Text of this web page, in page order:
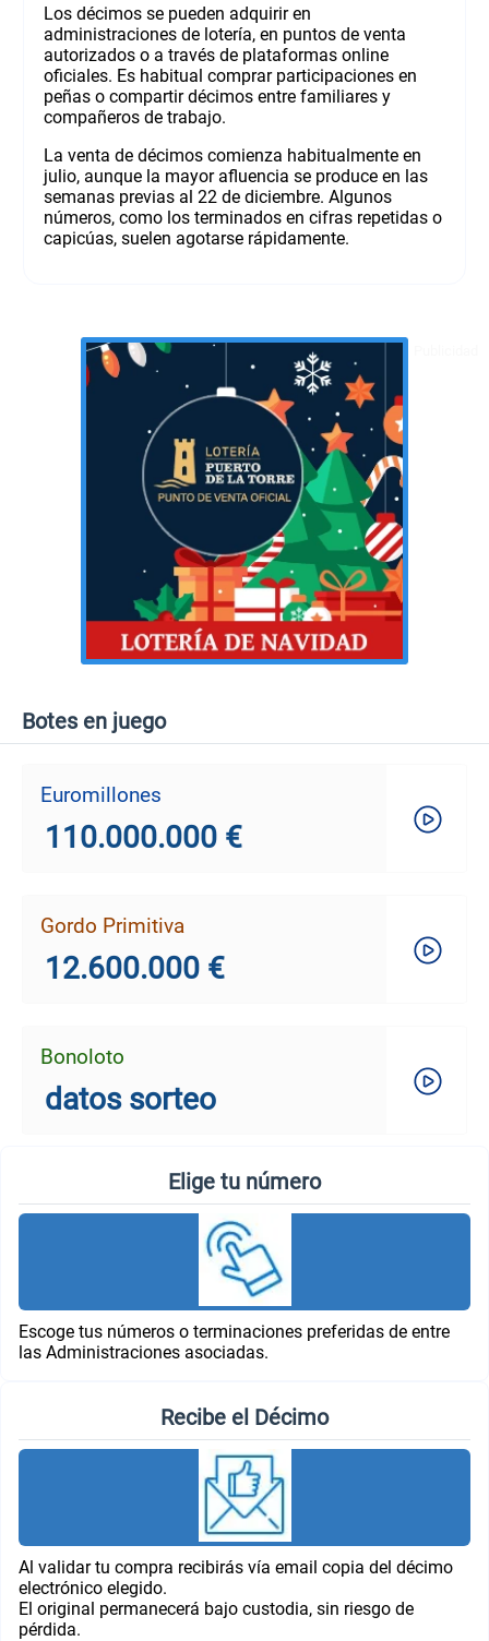
Los décimos se pueden adquirir en
administraciones de lotería, en puntos de venta
autorizados o a través de plataformas online
oficiales. Es habitual comprar participaciones en
peñas o compartir décimos entre familiares y
compañeros de trabajo.
La venta de décimos comienza habitualmente en
julio, aunque la mayor afluencia se produce en las
semanas previas al 22 de diciembre. Algunos
números, como los terminados en cifras repetidas o
capicúas, suelen agotarse rápidamente.
Botes en juego
Euromillones
110.000.000 €
Gordo Primitiva
12.600.000 €
Bonoloto
datos sorteo
Elige tu número
Escoge tus números o terminaciones preferidas de entre
las Administraciones asociadas.
Recibe el Décimo
Al validar tu compra recibirás vía email copia del décimo
electrónico elegido.
El original permanecerá bajo custodia, sin riesgo de
pérdida.